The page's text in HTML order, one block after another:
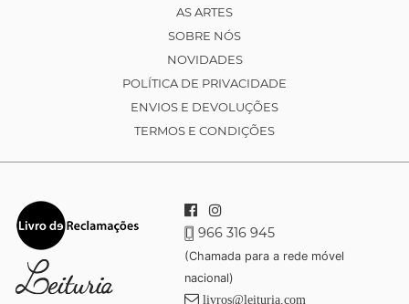
AS ARTES
SOBRE NÓS
NOVIDADES
POLÍTICA DE PRIVACIDADE
ENVIOS E DEVOLUÇÕES
TERMOS E CONDIÇÕES
966 316 945
(Chamada para a rede móvel
nacional)
livros@leituria.com